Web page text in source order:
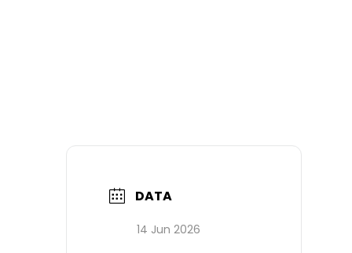
DATA
14 Jun 2026